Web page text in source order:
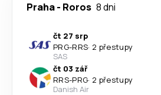
Praha- Roros 8 dni
čt 27 srp
PRG-RRS· 2 přestupy
SAS
čt 03 zář
RRS-PRG· 2 přestupy
Danish Air